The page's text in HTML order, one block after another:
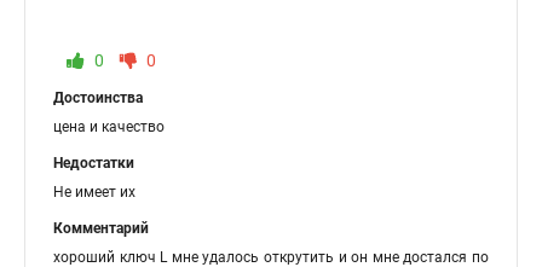
0 0
Достоинства
цена и качество
Недостатки
Не имеет их
Комментарий
хороший ключ L мне удалось открутить и он мне достался по